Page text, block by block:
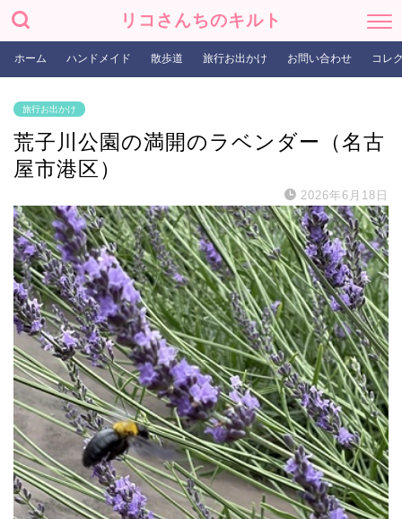
リコさんちのキルト
ホーム ハンドメイド 散歩道 旅行お出かけ お問い合わせ コレ
旅行お出かけ
荒子川公園の満開のラベンダー（名古
屋市港区）
2026年6月18日